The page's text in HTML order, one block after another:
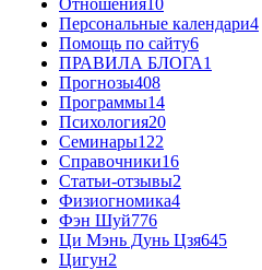
Персональные календари4
Помощь по сайту6
ПРАВИЛА БЛОГА1
Прогнозы408
Программы14
Психология20
Семинары122
Справочники16
Статьи-отзывы2
Физиогномика4
Фэн Шуй776
Ци Мэнь Дунь Цзя645
Цигун2